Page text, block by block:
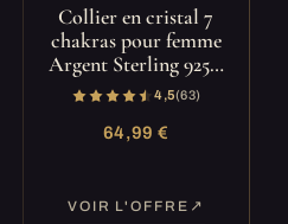
Collier en cristal 7
chakras pour femme
Argent Sterling 925…
4,5(63)
64,99 €
VOIR L'OFFRE